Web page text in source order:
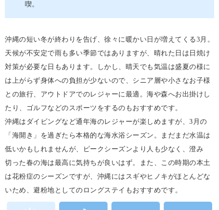
喫。
沖縄の短い冬が終わりを告げ、徐々に暖かい日が増えてくる3月。
天候が不安定で雨も多い季節ではありますが、晴れた日は日焼け
対策が必要な日もあります。しかし、晴天でも気温は盛夏の様に
は上がらず身体への負担が少ないので、シニア層や小さなお子様
との旅行、アウトドアでのレジャーに最適。海や森へお出掛けし
たり、ゴルフなどのスポーツをするのもおすすめです。
沖縄はダイビングなど通年海のレジャーが楽しめますが、3月の
「海開き」を過ぎたら本格的な海水浴シーズン。まだまだ水温は
低いかもしれませんが、ピークシーズンより人も少なく、澄み
切った春の海は最高に気持ちが良いはず。また、この時期の本土
は花粉症のシーズンですが、沖縄にはスギやヒノキがほとんどな
いため、避粉地としてのロングステイもおすすめです。